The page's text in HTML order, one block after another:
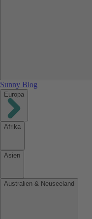
Sunny Blog
Europa
Afrika
Asien
Australien & Neuseeland